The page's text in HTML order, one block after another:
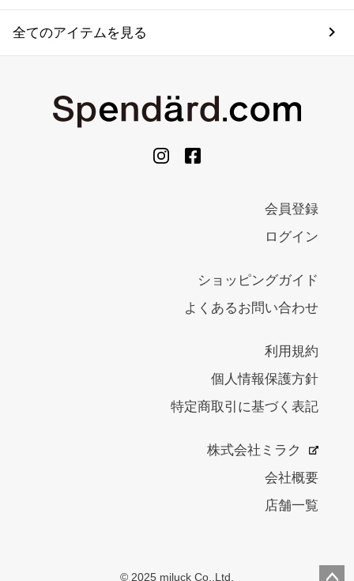
全てのアイテムを見る
会員登録
ログイン
ショッピングガイド
よくあるお問い合わせ
利用規約
個人情報保護方針
特定商取引に基づく表記
株式会社ミラク
会社概要
店舗一覧
© 2025 miluck Co.,Ltd.